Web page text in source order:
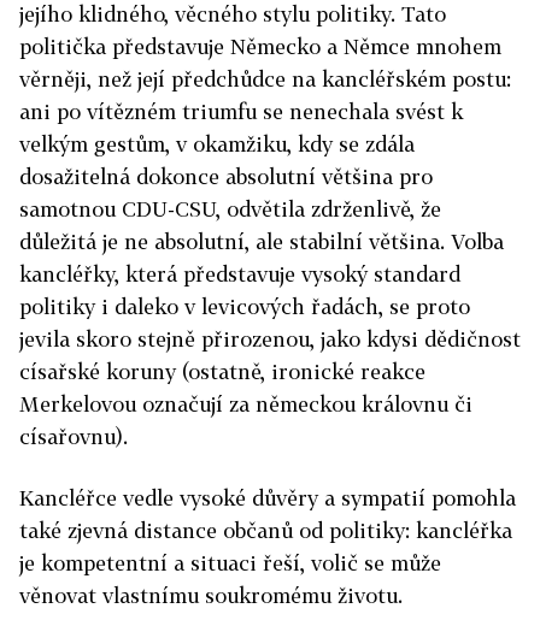
jejího klidného, věcného stylu politiky. Tato
politička představuje Německo a Němce mnohem
věrněji, než její předchůdce na kancléřském postu:
ani po vítězném triumfu se nenechala svést k
velkým gestům, v okamžiku, kdy se zdála
dosažitelná dokonce absolutní většina pro
samotnou CDU-CSU, odvětila zdrženlivě, že
důležitá je ne absolutní, ale stabilní většina. Volba
kancléřky, která představuje vysoký standard
politiky i daleko v levicových řadách, se proto
jevila skoro stejně přirozenou, jako kdysi dědičnost
císařské koruny (ostatně, ironické reakce
Merkelovou označují za německou královnu či
císařovnu).
Kancléřce vedle vysoké důvěry a sympatií pomohla
také zjevná distance občanů od politiky: kancléřka
je kompetentní a situaci řeší, volič se může
věnovat vlastnímu soukromému životu.